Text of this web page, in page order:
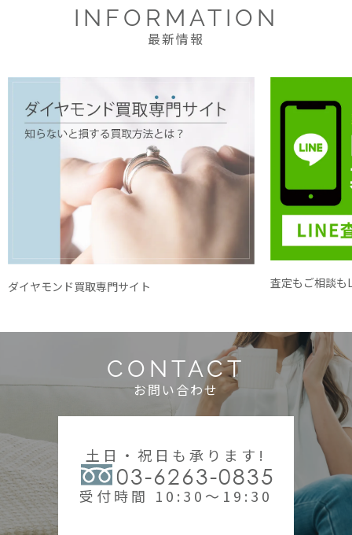
INFORMATION
最新情報
ダイヤモンド買取専門サイト 査定もご相談も
CONTACT
お問い合わせ
土日・祝日も承ります!
03-6263-0835
受付時間 10:30～19:30